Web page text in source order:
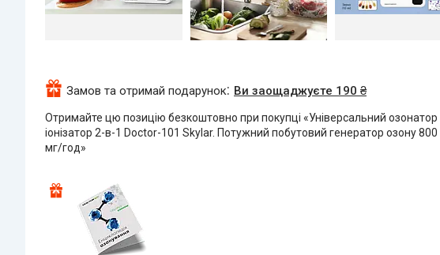
Замов та отримай подарунок Ви заощаджуєте 190 ₴
Отримайте цю позицію безкоштовно при покупці «Універсальний озонатор
іонізатор 2-в-1 Doctor-101 Skylar. Потужний побутовий генератор озону 800
мг/год»